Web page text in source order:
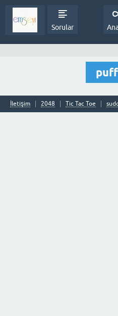
Sorular
İletişim 2048 Tic Tac Toe